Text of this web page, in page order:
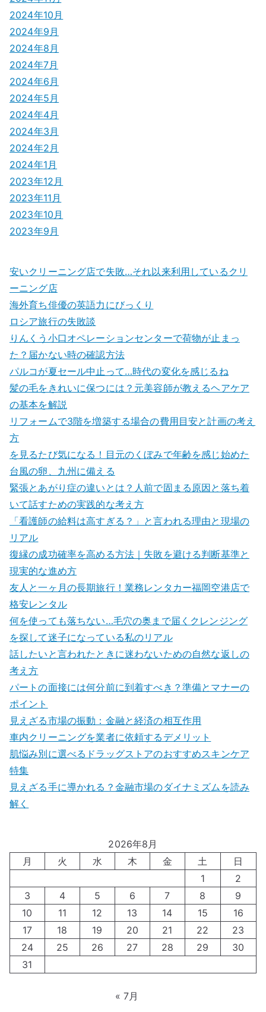
2024年10月
2024年9月
2024年8月
2024年7月
2024年6月
2024年5月
2024年4月
2024年3月
2024年2月
2024年1月
2023年12月
2023年11月
2023年10月
2023年9月
安いクリーニング店で失敗…それ以来利用しているクリ
ーニング店
海外育ち俳優の英語力にびっくり
ロシア旅行の失敗談
りんくう小口オペレーションセンターで荷物が止まっ
た？届かない時の確認方法
パルコが夏セール中止って…時代の変化を感じるね
髪の毛をきれいに保つには？元美容師が教えるヘアケア
の基本を解説
リフォームで3階を増築する場合の費用目安と計画の考え
方
を見るたび気になる！目元のくぼみで年齢を感じ始めた
台風の卵、九州に備える
緊張とあがり症の違いとは？人前で固まる原因と落ち着
いて話すための実践的な考え方
「看護師の給料は高すぎる？」と言われる理由と現場の
リアル
復縁の成功確率を高める方法｜失敗を避ける判断基準と
現実的な進め方
友人と一ヶ月の長期旅行！業務レンタカー福岡空港店で
格安レンタル
何を使っても落ちない…毛穴の奥まで届くクレンジング
を探して迷子になっている私のリアル
話したいと言われたときに迷わないための自然な返しの
考え方
パートの面接には何分前に到着すべき？準備とマナーの
ポイント
見えざる市場の振動：金融と経済の相互作用
車内クリーニングを業者に依頼するデメリット
肌悩み別に選べるドラッグストアのおすすめスキンケア
特集
見えざる手に導かれる？金融市場のダイナミズムを読み
解く
2026年8月
月
火 水 木 金 土
日
1
2
3
4 5 6 7 8
9
10
11 12 13 14 15
16
17
18 19 20 21 22
23
24
25 26 27 28 29
30
31
« 7月